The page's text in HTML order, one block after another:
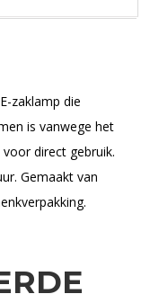
zaklamp die
is vanwege het
direct gebruik.
Gemaakt van